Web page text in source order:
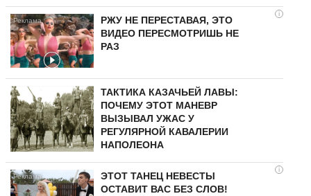
i
РЖУ НЕ ПЕРЕСТАВАЯ, ЭТО
ВИДЕО ПЕРЕСМОТРИШЬ НЕ
РАЗ
ТАКТИКА КАЗАЧЬЕЙ ЛАВЫ:
ПОЧЕМУ ЭТОТ МАНЕВР
ВЫЗЫВАЛ УЖАС У
РЕГУЛЯРНОЙ КАВАЛЕРИИ
НАПОЛЕОНА
i
ЭТОТ ТАНЕЦ НЕВЕСТЫ
ОСТАВИТ ВАС БЕЗ СЛОВ!